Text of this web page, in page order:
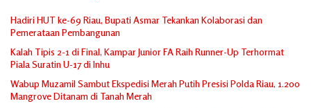
Hadiri HUT ke-69 Riau, Bupati Asmar Tekankan Kolaborasi dan
Pemerataan Pembangunan
Kalah Tipis 2-1 di Final, Kampar Junior FA Raih Runner-Up Terhormat
Piala Suratin U-17 di Inhu
Wabup Muzamil Sambut Ekspedisi Merah Putih Presisi Polda Riau, 1.200
Mangrove Ditanam di Tanah Merah